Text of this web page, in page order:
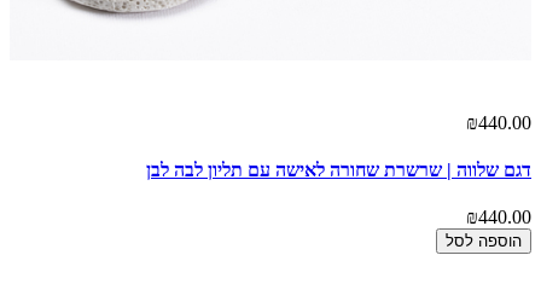
₪440.00
דגם שלווה | שרשרת שחורה לאישה עם תליון לבה לבן
₪440.00
הוספה לסל